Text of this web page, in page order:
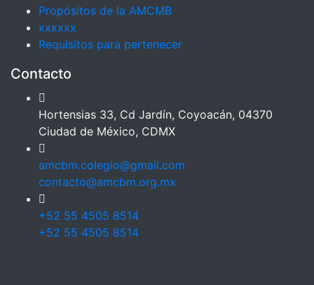
Propósitos de la AMCMB
xxxxxx
Requisitos para pertenecer
Contacto
Hortensias 33, Cd Jardín, Coyoacán, 04370
Ciudad de México, CDMX
amcbm.colegio@gmail.com
contacto@amcbm.org.mx
+52 55 4505 8514
+52 55 4505 8514